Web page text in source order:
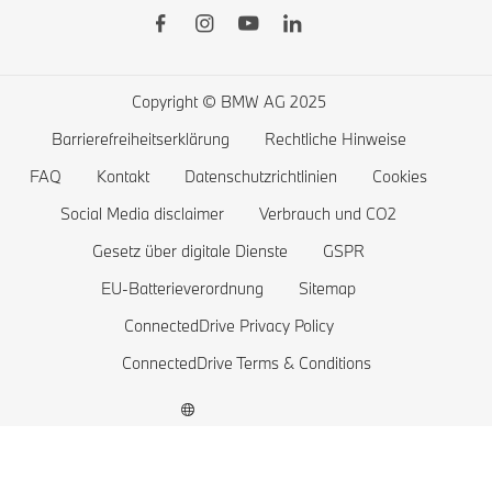
BMW 3er
BMW 2er
BMW 1er
Die BMW X1 familie
BMW Elektrofahrzeuge
Kosten von Elektrofahrzeugen
Batterie und Antriebstechnologie
Copyright © BMW AG 2025
Barrierefreiheitserklärung
Rechtliche Hinweise
FAQ
Kontakt Datenschutzrichtlinien
Cookies
Social Media disclaimer
Verbrauch und CO2
Gesetz über digitale Dienste
GSPR
EU-Batterieverordnung
Sitemap
ConnectedDrive Privacy Policy
ConnectedDrive Terms & Conditions